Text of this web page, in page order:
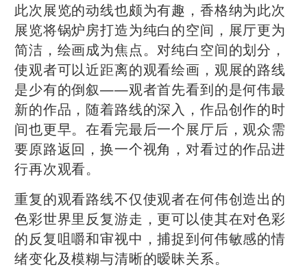
此次展览的动线也颇为有趣，香格纳为此次
展览将锅炉房打造为纯白的空间，展厅更为
简洁，绘画成为焦点。对纯白空间的划分，
使观者可以近距离的观看绘画，观展的路线
是少有的倒叙——观者首先看到的是何伟最
新的作品，随着路线的深入，作品创作的时
间也更早。在看完最后一个展厅后，观众需
要原路返回，换一个视⻆，对看过的作品进
行再次观看。
重复的观看路线不仅使观者在何伟创造出的
色彩世界里反复游走，更可以使其在对色彩
的反复咀嚼和审视中，捕捉到何伟敏感的情
绪变化及模糊与清晰的暧昧关系。